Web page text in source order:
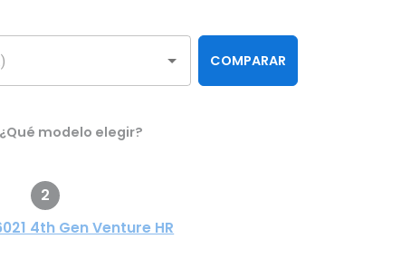
COMPARAR
modelo elegir?
2
4th Gen Venture HR